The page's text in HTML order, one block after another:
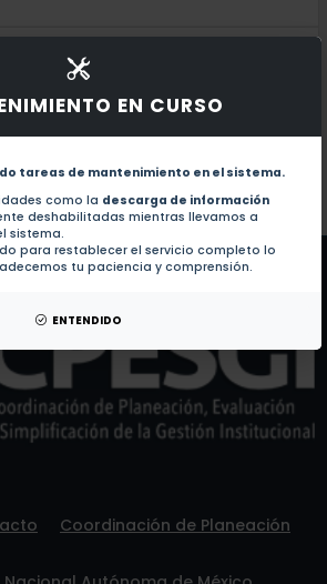
EN CURSO
tareas de mantenimiento en el sistema.
como la descarga de información
deshabilitadas mientras llevamos a
sistema.
para restablecer el servicio completo lo
tu paciencia y comprensión.
ENTENDIDO
No hay obras de este autor.
hay patentes de este autor.
Coordinación de Planeación